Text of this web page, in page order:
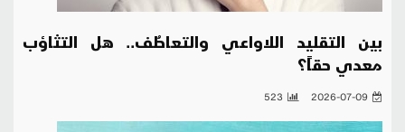
بين التقليد اللاواعي والتعاطُف.. هل التثاؤب
معدي حقاً؟
2026-07-09
523